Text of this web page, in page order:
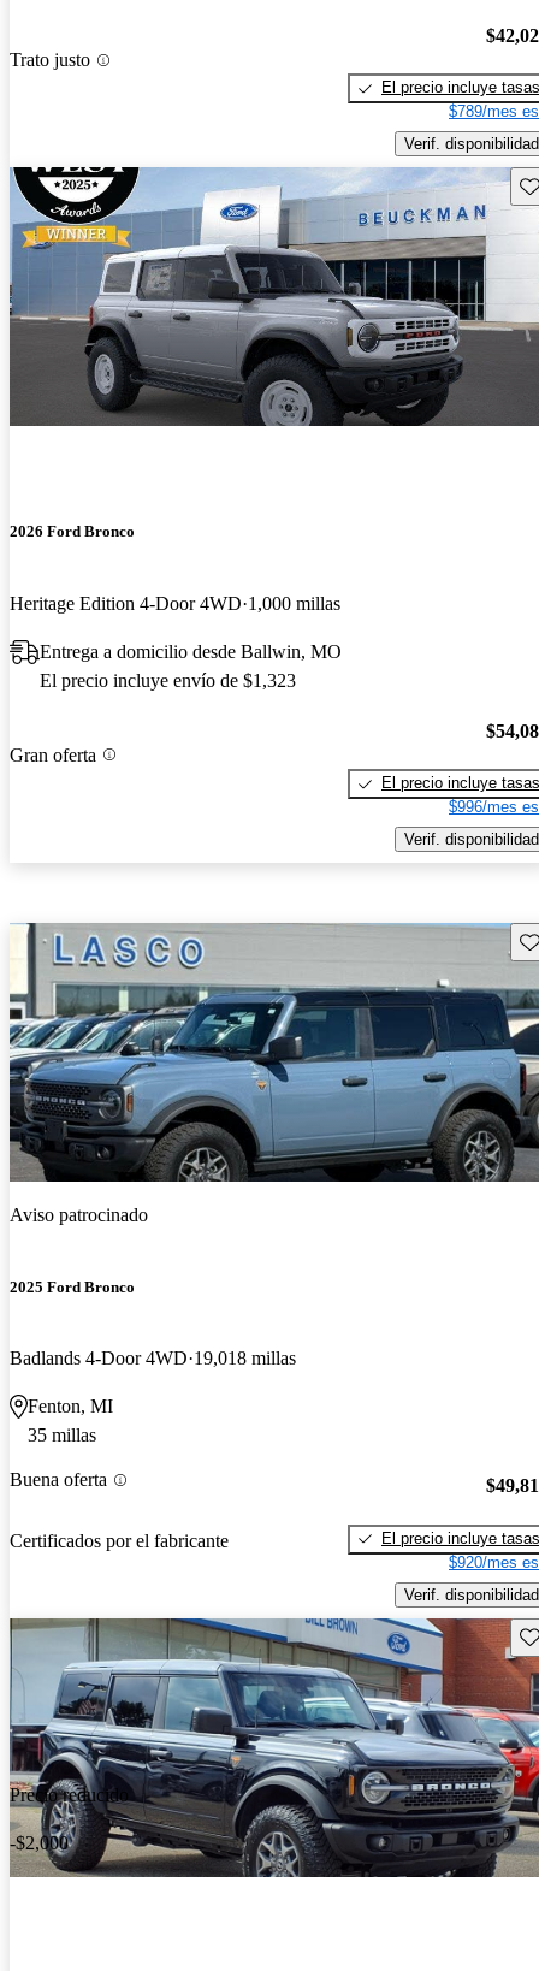
Trato justo
El precio incluye tasas
$789/mes
Verif. disponibilidad
2026 Ford Bronco
Heritage Edition 4-Door 4WD 1,000 millas
Entrega a domicilio desde Ballwin, MO
El precio incluye envío de $1,323
Gran oferta
El precio incluye tasas
$996/mes
Verif. disponibilidad
Aviso patrocinado
2025 Ford Bronco
Badlands 4-Door 4WD 19,018 millas
Fenton, MI
35 millas
Buena oferta
Certificados por el fabricante
El precio incluye tasas
$920/mes
Verif. disponibilidad
Precio reducido
-$2,000